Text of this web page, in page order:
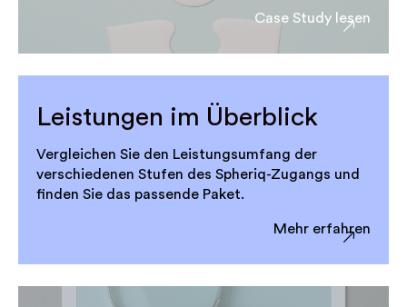
Case Study lesen
Leistungen im Überblick
Vergleichen Sie den Leistungsumfang der
verschiedenen Stufen des Spheriq-Zugangs und
finden Sie das passende Paket.
Mehr erfahren